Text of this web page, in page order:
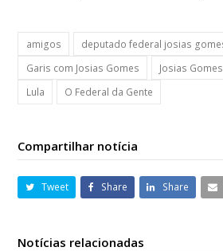
amigos deputado federal josias
Garis com Josias Gomes
Josias Gomes
Lula
O Federal da Gente
Compartilhar notícia
Tweet Share Share
Notícias relacionadas